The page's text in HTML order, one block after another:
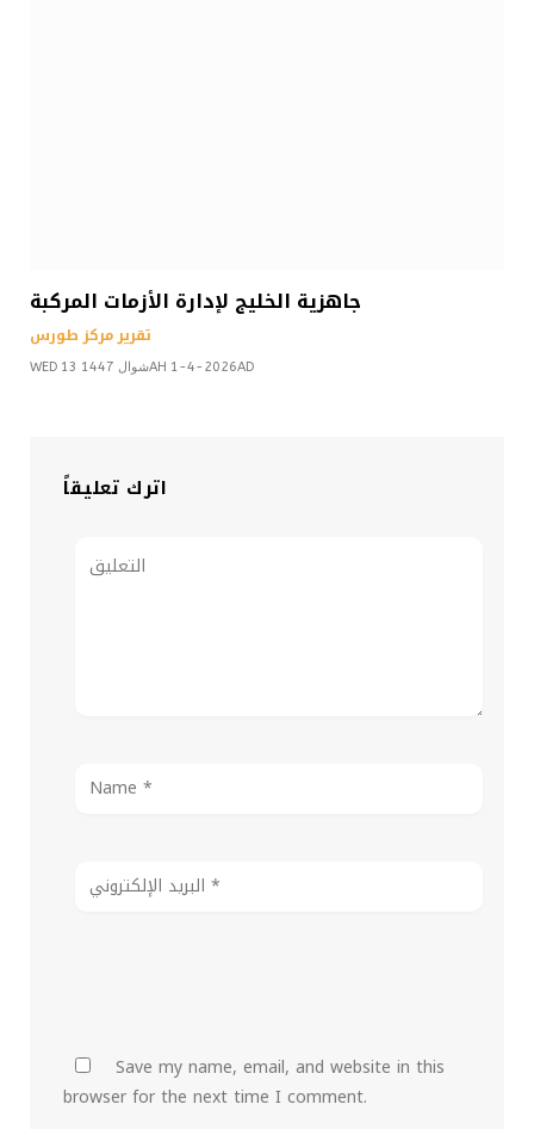
جاهزية الخليج لإدارة الأزمات المركبة
تقرير مركز طورس
WED 13 شوال 1447AH 1-4-2026AD
اترك تعليقاً
Save my name, email, and website in this
browser for the next time I comment.